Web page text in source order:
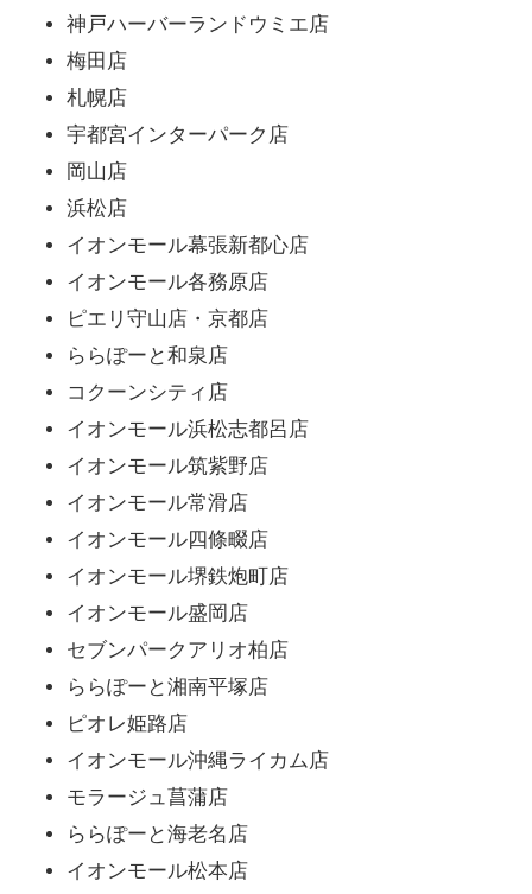
神戸ハーバーランドウミエ店
梅田店
札幌店
宇都宮インターパーク店
岡山店
浜松店
イオンモール幕張新都心店
イオンモール各務原店
ピエリ守山店・京都店
ららぽーと和泉店
コクーンシティ店
イオンモール浜松志都呂店
イオンモール筑紫野店
イオンモール常滑店
イオンモール四條畷店
イオンモール堺鉄炮町店
イオンモール盛岡店
セブンパークアリオ柏店
ららぽーと湘南平塚店
ピオレ姫路店
イオンモール沖縄ライカム店
モラージュ菖蒲店
ららぽーと海老名店
イオンモール松本店